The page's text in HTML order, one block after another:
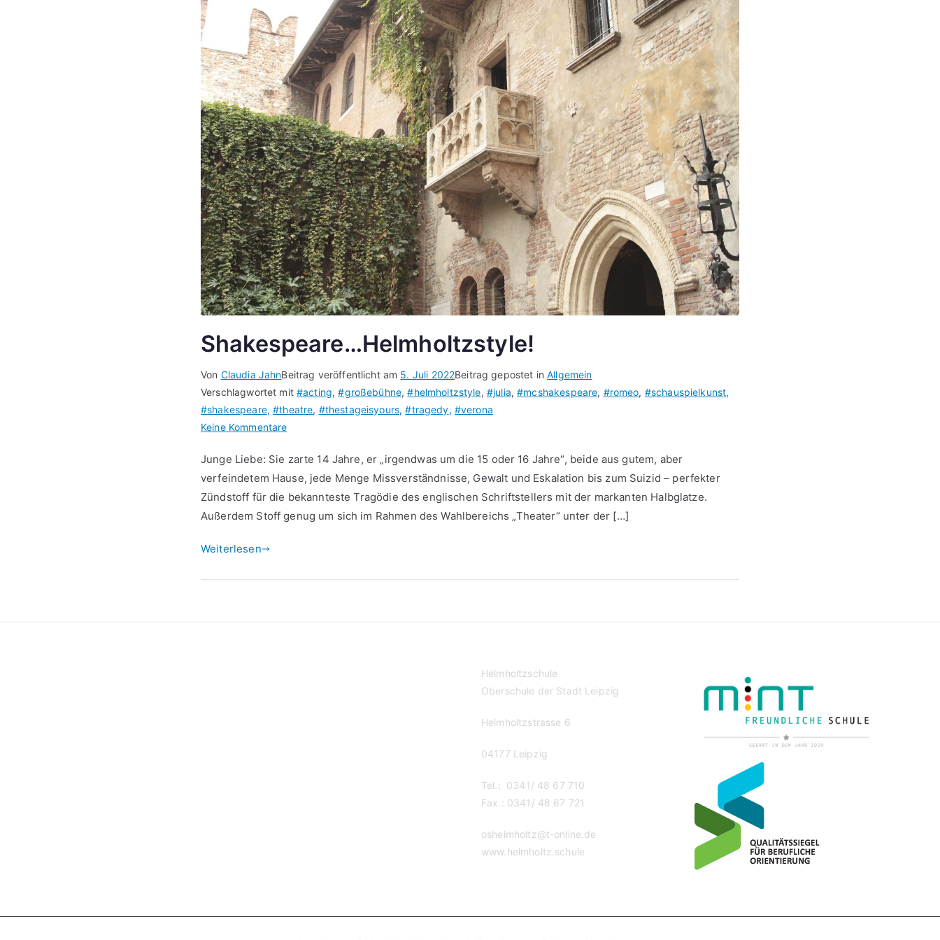
Shakespeare…Helmholtzstyle!
Von Claudia JahnBeitrag veröffentlicht am 5. Juli 2022Beitrag gepostet inAllgemein
Verschlagwortet mit#acting,#großebühne,#helmholtzstyle, #julia,#mcshakespeare, #romeo, #schauspielkunst,
#shakespeare,#theatre, #thestageisyours,#tragedy, #verona
Keine Kommentarezu
Helmholtzstyle!
Junge Liebe: Sie zarte 14 Jahre, er „irgendwas um die 15 oder 16 Jahre“, beide aus gutem, aber
verfeindetem Hause, jede Menge Missverständnisse, Gewalt und Eskalation bis zum Suizid – perfekter
Zündstoff für die bekannteste Tragödie des englischen Schriftstellers mit der markanten Halbglatze.
Außerdem Stoff genug um sich im Rahmen des Wahlbereichs „Theater“ unter der […]
Weiterlesen
Helmholtzschule
Oberschule der Stadt Leipzig
Helmholtzstrasse 6
04177 Leipzig
Tel.: 0341/ 48 67 710
Fax.: 0341/ 48 67 721
oshelmholtz@t-online.de
www.helmholtz.schule